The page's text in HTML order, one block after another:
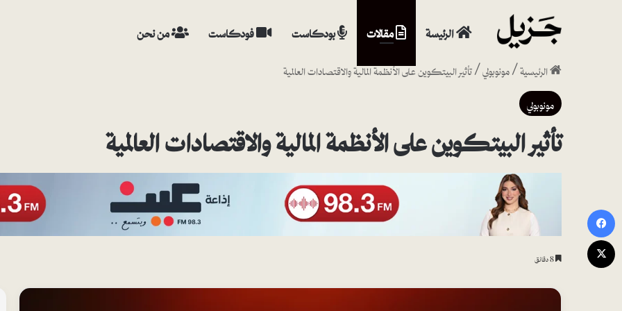
الرئيسة مقالات بودكاست فودكاست من نحن
الرئيسية/مونوبولي/تأثير البيتكوين على الأنظمة المالية والاقتصادات العالمية
مونوبولي
تأثير البيتكوين على الأنظمة المالية والاقتصادات العالمية